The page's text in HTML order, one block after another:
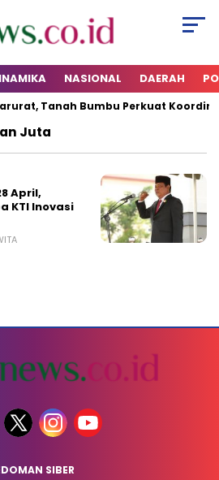
NASIONAL DAERAH
Tanah Bumbu Perkuat
Juta
April,
KTI Inovasi
SIBER